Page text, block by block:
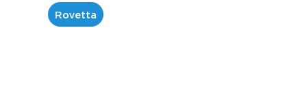
Rovetta